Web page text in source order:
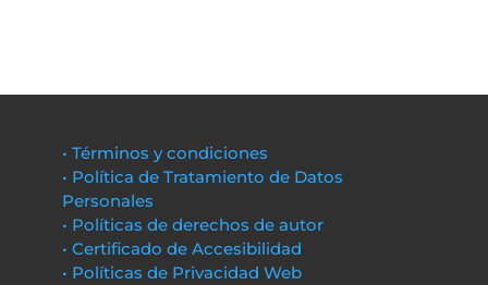
• Términos y condiciones
• Política de Tratamiento de Datos
Personales
• Políticas de derechos de autor
• Certificado de Accesibilidad
• Políticas de Privacidad Web